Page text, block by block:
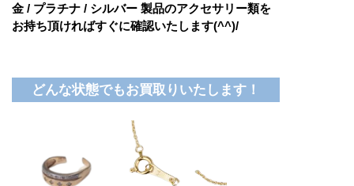
金 / プラチナ / シルバー 製品のアクセサリー類を
お持ち頂ければすぐに確認いたします(^^)/
どんな状態でもお買取りいたします！